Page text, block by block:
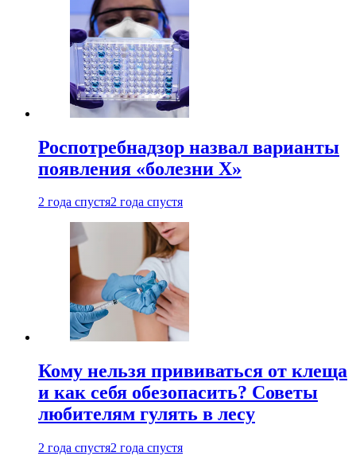
Роспотребнадзор назвал варианты
появления «болезни Х»
2 года спустя2 года спустя
Кому нельзя прививаться от клеща
и как себя обезопасить? Советы
любителям гулять в лесу
2 года спустя2 года спустя